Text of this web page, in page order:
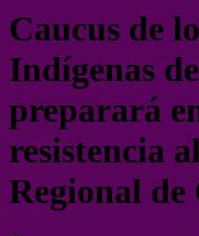
Caucus de
Indígenas
preparará
resistencia
Regional de